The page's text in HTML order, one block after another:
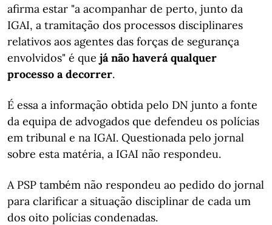
afirma estar "a acompanhar de perto, junto da
IGAI, a tramitação dos processos disciplinares
relativos aos agentes das forças de segurança
envolvidos" é que já não haverá qualquer
processo a decorrer.
É essa a informação obtida pelo DN junto a fonte
da equipa de advogados que defendeu os polícias
em tribunal e na IGAI. Questionada pelo jornal
sobre esta matéria, a IGAI não respondeu.
A PSP também não respondeu ao pedido do jornal
para clarificar a situação disciplinar de cada um
dos oito polícias condenadas.